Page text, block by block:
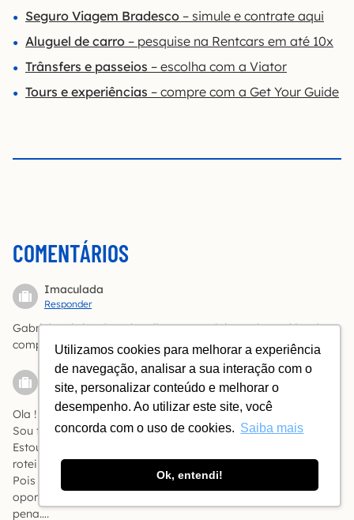
Utilizamos cookies para melhorar a experiência
de navegação, analisar a sua interação com o
site, personalizar conteúdo e melhorar o
desempenho. Ao utilizar este site, você
concorda com o uso de cookies. Saiba mais
Ok, entendi!
Seguro Viagem Bradesco – simule e contrate aqui
Aluguel de carro – pesquise na Rentcars em até 10x
Trânsfers e passeios – escolha com a Viator
Tours e experiências – compre com a Get Your Guide
COMENTÁRIOS
Imaculada
Responder
Gabriela, obrigada pelas dicas e parabéns pelo espírito de
compartilhamento . As foros maravilhosas . Abraço
Luciana Mello
Responder
Ola !
Sou fã das dicas deste Site. SEMPRE consulto antes de viajar.
Estou com passagem comprada para Lisboa, mas meu
roteiro de 16 dias prevê Veneza, Costa Amalfitana e Grécia.
Pois é, sei que Lisboa está sobrando, mas foi uma
oportunidade de passagem executiva, e achei que valia a
pena….